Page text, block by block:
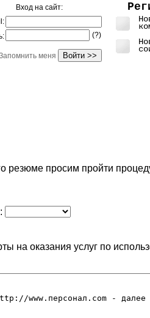
Вход на сайт:
(?)
меня
резюме просим пройти
:
на оказания услуг по